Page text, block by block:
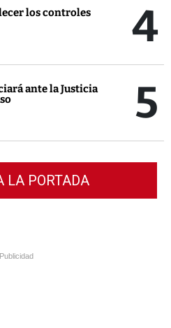
los controles
4
ante la Justicia
5
LA PORTADA
Publicidad